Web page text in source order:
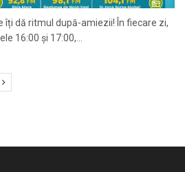
îți dă ritmul după-amiezii! În fiecare zi,
16:00 și 17:00,...